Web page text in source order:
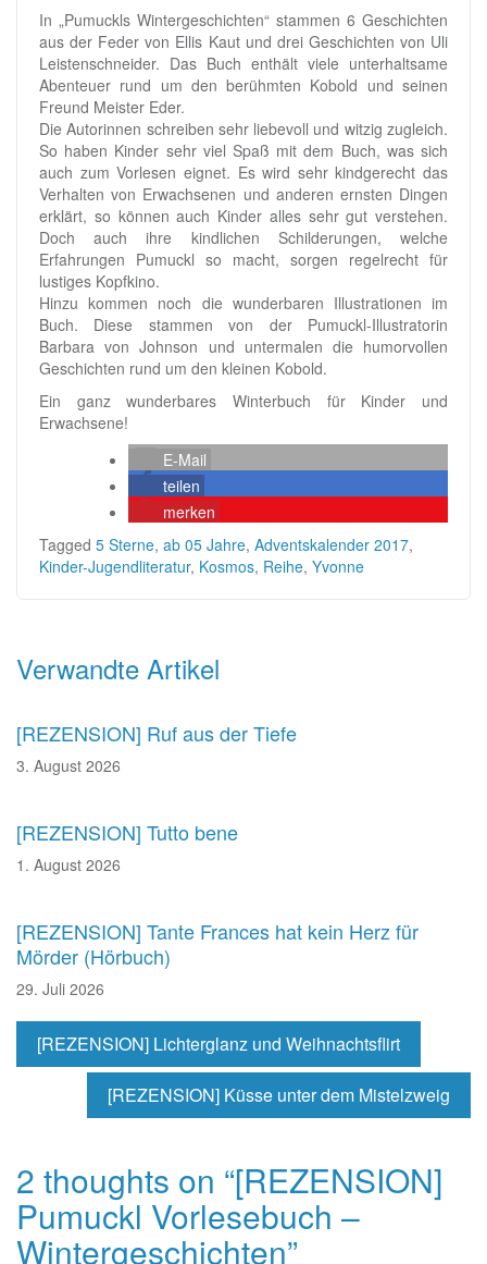
In „Pumuckls Wintergeschichten“ stammen 6 Geschichten
aus der Feder von Ellis Kaut und drei Geschichten von Uli
Leistenschneider. Das Buch enthält viele unterhaltsame
Abenteuer rund um den berühmten Kobold und seinen
Freund Meister Eder.
Die Autorinnen schreiben sehr liebevoll und witzig zugleich.
So haben Kinder sehr viel Spaß mit dem Buch, was sich
auch zum Vorlesen eignet. Es wird sehr kindgerecht das
Verhalten von Erwachsenen und anderen ernsten Dingen
erklärt, so können auch Kinder alles sehr gut verstehen.
Doch auch ihre kindlichen Schilderungen, welche
Erfahrungen Pumuckl so macht, sorgen regelrecht für
lustiges Kopfkino.
Hinzu kommen noch die wunderbaren Illustrationen im
Buch. Diese stammen von der Pumuckl-Illustratorin
Barbara von Johnson und untermalen die humorvollen
Geschichten rund um den kleinen Kobold.
Ein ganz wunderbares Winterbuch für Kinder und
Erwachsene!
E-Mail
teilen
merken
Tagged 5 Sterne, ab 05 Jahre, Adventskalender 2017,
Kinder-Jugendliteratur, Kosmos, Reihe, Yvonne
Verwandte Artikel
[REZENSION] Ruf aus der Tiefe
3. August 2026
[REZENSION] Tutto bene
1. August 2026
[REZENSION] Tante Frances hat kein Herz für
Mörder (Hörbuch)
29. Juli 2026
Beitragsnavigation
[REZENSION] Lichterglanz und Weihnachtsflirt
[REZENSION] Küsse unter dem Mistelzweig
2 thoughts on “[REZENSION]
Pumuckl Vorlesebuch –
Wintergeschichten”